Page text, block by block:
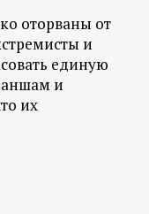
оторваны от
и
единую
и
их